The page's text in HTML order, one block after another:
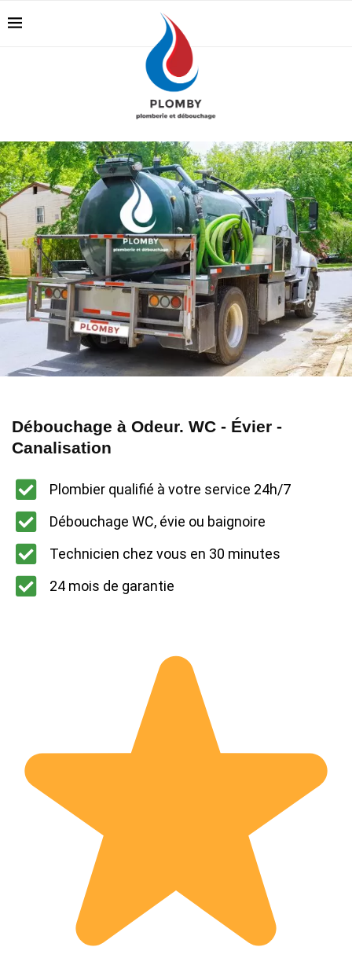
Débouchage à Odeur. WC - Évier -
Canalisation
Plombier qualifié à votre service 24h/7
Débouchage WC, évie ou baignoire
Technicien chez vous en 30 minutes
24 mois de garantie